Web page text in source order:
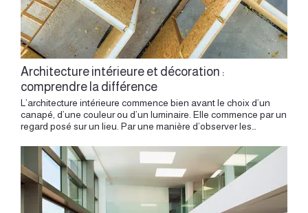
Architecture intérieure et décoration :
comprendre la différence
L’architecture intérieure commence bien avant le choix d’un canapé, d’une couleur ou d’un luminaire. Elle commence par un regard posé sur un lieu. Par une manière d’observer les volumes, la lumière, les usages, les circulations, les matières existantes et les contraintes du bâti. La décoration intervient dans un second temps. Elle donne une présence, une douceur, une personnalité. Elle enrichit l’atmosphère. Mais elle prend toute sa force lorsqu’elle s’appuie sur un espace déjà pensé, structuré, équilibré. Un intérieur réussi naît d’abord d’une intention architecturale. Il faut comprendre comment on entre, comment on circule, comment la lumière traverse les pièces, comment les usages se répondent, comment les matières dialoguent, comment le lieu peut devenir plus fluide, plus confortable, plus juste. À Lyon, cette approche prend une dimension particulière. Un appartement canut à la Croix-Rousse, un logement haussmannien aux Brotteaux, un appartement ancien en Presqu’île ou un bien contemporain à Confluence appellent chacun une lecture spécifique. L’architecture intérieure révèle le lieu avant de l’habiller. Architecture intérieure et décoration : le lieu comme point de départ Chaque projet commence par l’existant. Un appartement possède déjà une histoire, une structure, des proportions, une lumière, des vues, des hauteurs, des matières et parfois des traces de vies successives. Avant d’imaginer une ambiance, il faut comprendre cette matière initiale. Une cheminée ancienne, un parquet, une moulure, une fenêtre profonde, une cour intérieure, un mur épais, une hauteur sous plafond ou une pièce en enfilade peuvent devenir les premiers repères du projet. Ces éléments donnent une direction. L’architecture intérieure consiste à les observer, à les hiérarchiser, à les intégrer dans une vision globale. La décoration seule peut embellir une pièce. Le projet architectural transforme la manière dont le lieu se vit. Le plan avant l’ambiance Le plan constitue la première décision d’un projet. Il organise les usages, les circulations, les perspectives, la place de la cuisine, l’intimité des chambres, la qualité de l’entrée, la relation entre le séjour et les autres pièces. Un intérieur devient agréable lorsque les espaces se répondent avec clarté. Une entrée bien dessinée facilite le quotidien. Une cuisine bien placée crée une relation naturelle avec le séjour. Une chambre bien organisée apporte du calme. Une salle de bains pensée dans ses gestes devient plus confortable. Des rangements intégrés libèrent les volumes. Le plan agit en profondeur. Il donne à l’espace sa fluidité, son évidence et sa cohérence. Le plan constitue la première décision d’un projet. La décoration peut ensuite accompagner cette structure, mais elle remplace rarement une organisation spatiale juste. La circulation comme expérience quotidienne Habiter un lieu, c’est le traverser chaque jour. On entre, on pose ses affaires, on rejoint la cuisine, on circule entre les pièces, on reçoit, on travaille, on se repose, on cherche un rangement, on se déplace dans la lumière du matin ou dans l’atmosphère du soir. Ces gestes simples construisent l’expérience réelle d’un intérieur. L’architecture intérieure s’intéresse à cette dimension invisible. Elle cherche à rendre les parcours plus naturels, à donner une fonction aux espaces de transition, à éviter les zones perdues, à créer des continuités visuelles et à organiser les usages avec finesse. Un couloir peut devenir une bibliothèque. Une entrée peut accueillir un vestiaire sur mesure. Une alcôve peut devenir un bureau. Une circulation peut cadrer une perspective vers la lumière. L’espace gagne alors en qualité, avant même l’arrivée du mobilier décoratif. La lumière comme matière principale La lumière donne son rythme à un intérieur. Elle révèle les volumes, change les couleurs, souligne les textures, agrandit certaines pièces et rend d’autres plus intimes. Penser un projet d’architecture intérieure, c’est comprendre cette lumière. D’où vient-elle ? À quel moment de la journée devient-elle plus présente ? Quelle pièce mérite d’être ouverte ? Quel mur peut la recevoir ? Quelle matière peut l’adoucir ? Quel éclairage peut l’accompagner le soir ? Dans un appartement lyonnais, les situations varient beaucoup. Un canut profond, un appartement sur cour, un logement traversant, un étage élevé ou un rez-de-chaussée demandent des réponses différentes. Une verrière, une ouverture, un miroir, un meuble bas, une teinte douce ou un éclairage indirect peuvent transformer la perception d’un lieu. La décoration travaille l’ambiance. L’architecture intérieure construit d’abord les conditions de cette ambiance. Les usages avant les objets Un projet commence par la vie réelle. Chaque personne habite différemment. Certains cuisinent beaucoup. D’autres reçoivent souvent. Certains travaillent chez eux. D’autres cherchent plus de calme, plus de rangement, plus de lumière ou plus de souplesse. L’architecture intérieure traduit ces besoins dans l’espace. Elle donne une place aux gestes quotidiens : ranger, cuisiner, lire, dormir, se réunir, s’isoler, circuler, travailler, accueillir. Le choix d’un meuble, d’une couleur ou d’un tissu intervient ensuite pour accompagner cette organisation. Un canapé devient juste lorsqu’il correspond à l’échelle du séjour. Une table trouve sa place lorsqu’elle respecte les circulations. Un luminaire devient pertinent lorsqu’il sert un usage. Un tapis apporte du confort lorsqu’il structure une zone de vie. Le projet donne du sens aux objets. La matière comme langage architectural Les matières construisent une grande partie de l’identité d’un intérieur. Bois, pierre, céramique, métal, verre, textile, enduit, peinture, béton ciré ou parquet créent une relation directe avec le toucher, la lumière et le temps. En architecture intérieure, le choix d’une matière dépasse l’effet décoratif. Il s’agit de comprendre son rôle dans le projet. Un sol peut unifier plusieurs pièces. Un bois peut réchauffer une grande hauteur. Une céramique peut structurer une salle de bains. Un métal fin peut souligner une mezzanine. Une teinte profonde peut donner de l’intimité à une chambre. La matière donne une présence au lieu. Elle doit dialoguer avec l’existant, avec les usages et avec la lumière. Dans un appartement ancien, elle peut prolonger une histoire. Dans un logement contemporain, elle peut créer une identité plus sensible. Le sur mesure comme structure de l’espace Le mobilier sur mesure montre bien la différence entre décoration et architecture intérieure. Il dépasse la simple fonction d’ameublement. Une bibliothèque peut structurer un séjour. Une cuisine peut devenir une ligne architecturale. Un meuble d’entrée peut organiser le quotidien. Une banquette peut prolonger une fenêtre. Une tête de lit peut intégrer des rangements. Un dressing peut redessiner une chambre. Le meuble devient une partie du lieu. Une pièce de vie devient plus cohérente lorsque le plan organise d’abord les usages et les circulations. Il répond aux dimensions réelles, aux contraintes, aux usages et aux proportions. Il permet de créer une continuité entre les pièces et d’utiliser l’espace avec précision. Dans les appartements lyonnais, cette approche est souvent précieuse. Les murs anciens, les angles irréguliers, les hauteurs généreuses, les niches, les alcôves ou les petites surfaces demandent des réponses adaptées. Le sur mesure inscrit le confort dans l’architecture même du logement. La décoration comme aboutissement La décoration a toute sa place dans un projet. Elle apporte de la personnalité, de la douceur, du rythme, du plaisir. Elle permet d’introduire des objets, des œuvres, des textiles, des couleurs, des luminaires, des matières et des détails plus intimes. Mais elle prend sa vraie valeur lorsqu’elle arrive sur un espace déjà pensé. Un tableau trouve sa place lorsque le mur a été composé. Un tapis structure mieux une pièce lorsque le plan est clair. Un luminaire devient plus fort lorsqu’il accompagne une intention lumineuse. Un objet décoratif prend du sens lorsqu’il s’inscrit dans une atmosphère cohérente. La décoration finalise le projet. Elle apporte la dernière couche sensible, celle qui rend l’espace personnel et habité. Un intérieur cohérent plutôt qu’une accumulation Un intérieur réussi repose sur une cohérence. Chaque choix doit dialoguer avec les autres : le plan, la lumière, les matières, les couleurs, les rangements, les meubles, les détails et les objets. Lorsque la décoration arrive trop tôt, les envies peuvent s’accumuler. Une couleur, un motif, un meuble, un luminaire ou une matière séduisent séparément, mais l’ensemble demande une direction plus claire. L’architecture intérieure donne ce fil conducteur. Elle permet de choisir, de hiérarchiser, de doser et d’accorder. Elle crée une base solide, capable d’accueillir ensuite des éléments plus personnels. La beauté d’un intérieur vient souvent de cette sélection précise. Moins d’effets, plus de justesse. La contrainte comme point de départ créatif Un projet d’architecture intérieure se construit aussi avec des contraintes. Mur porteur, gaine technique, faible lumière, budget cadré, copropriété, surface compacte, hauteur singulière, réseaux existants ou volume atypique orientent les décisions. Ces contraintes peuvent devenir des moteurs de création. Un mur porteur peut cadrer une ouverture. Une gaine peut s’intégrer dans un meuble. Une petite surface peut gagner en confort grâce au sur mesure. Une pièce sombre peut devenir enveloppante grâce aux matières et à l’éclairage. Une grande hauteur peut accueillir une mezzanine ou une bibliothèque. La contrainte donne au projet sa singularité. Elle oblige à concevoir depuis le réel, avec précision et créativité. La décoration intervient ensuite pour enrichir cette réponse, mais l’idée forte naît souvent de la contrainte elle-même. Concevoir un espace qui fait du bien L’architecture intérieure agit directement sur le bien-être. Un espace